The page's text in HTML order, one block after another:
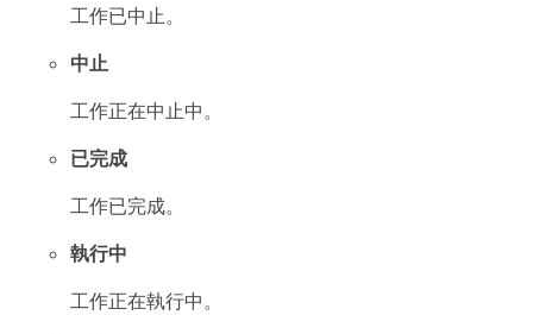
工作已中止。
中止
工作正在中止中。
已完成
工作已完成。
執行中
工作正在執行中。